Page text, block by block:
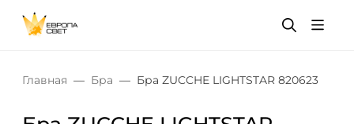
Главная Бра Бра ZUCCHE LIGHTSTAR 820623